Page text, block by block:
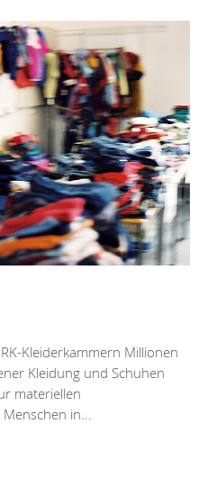
Kleiderkammern Millionen
Kleidung und Schuhen
materiellen
in...